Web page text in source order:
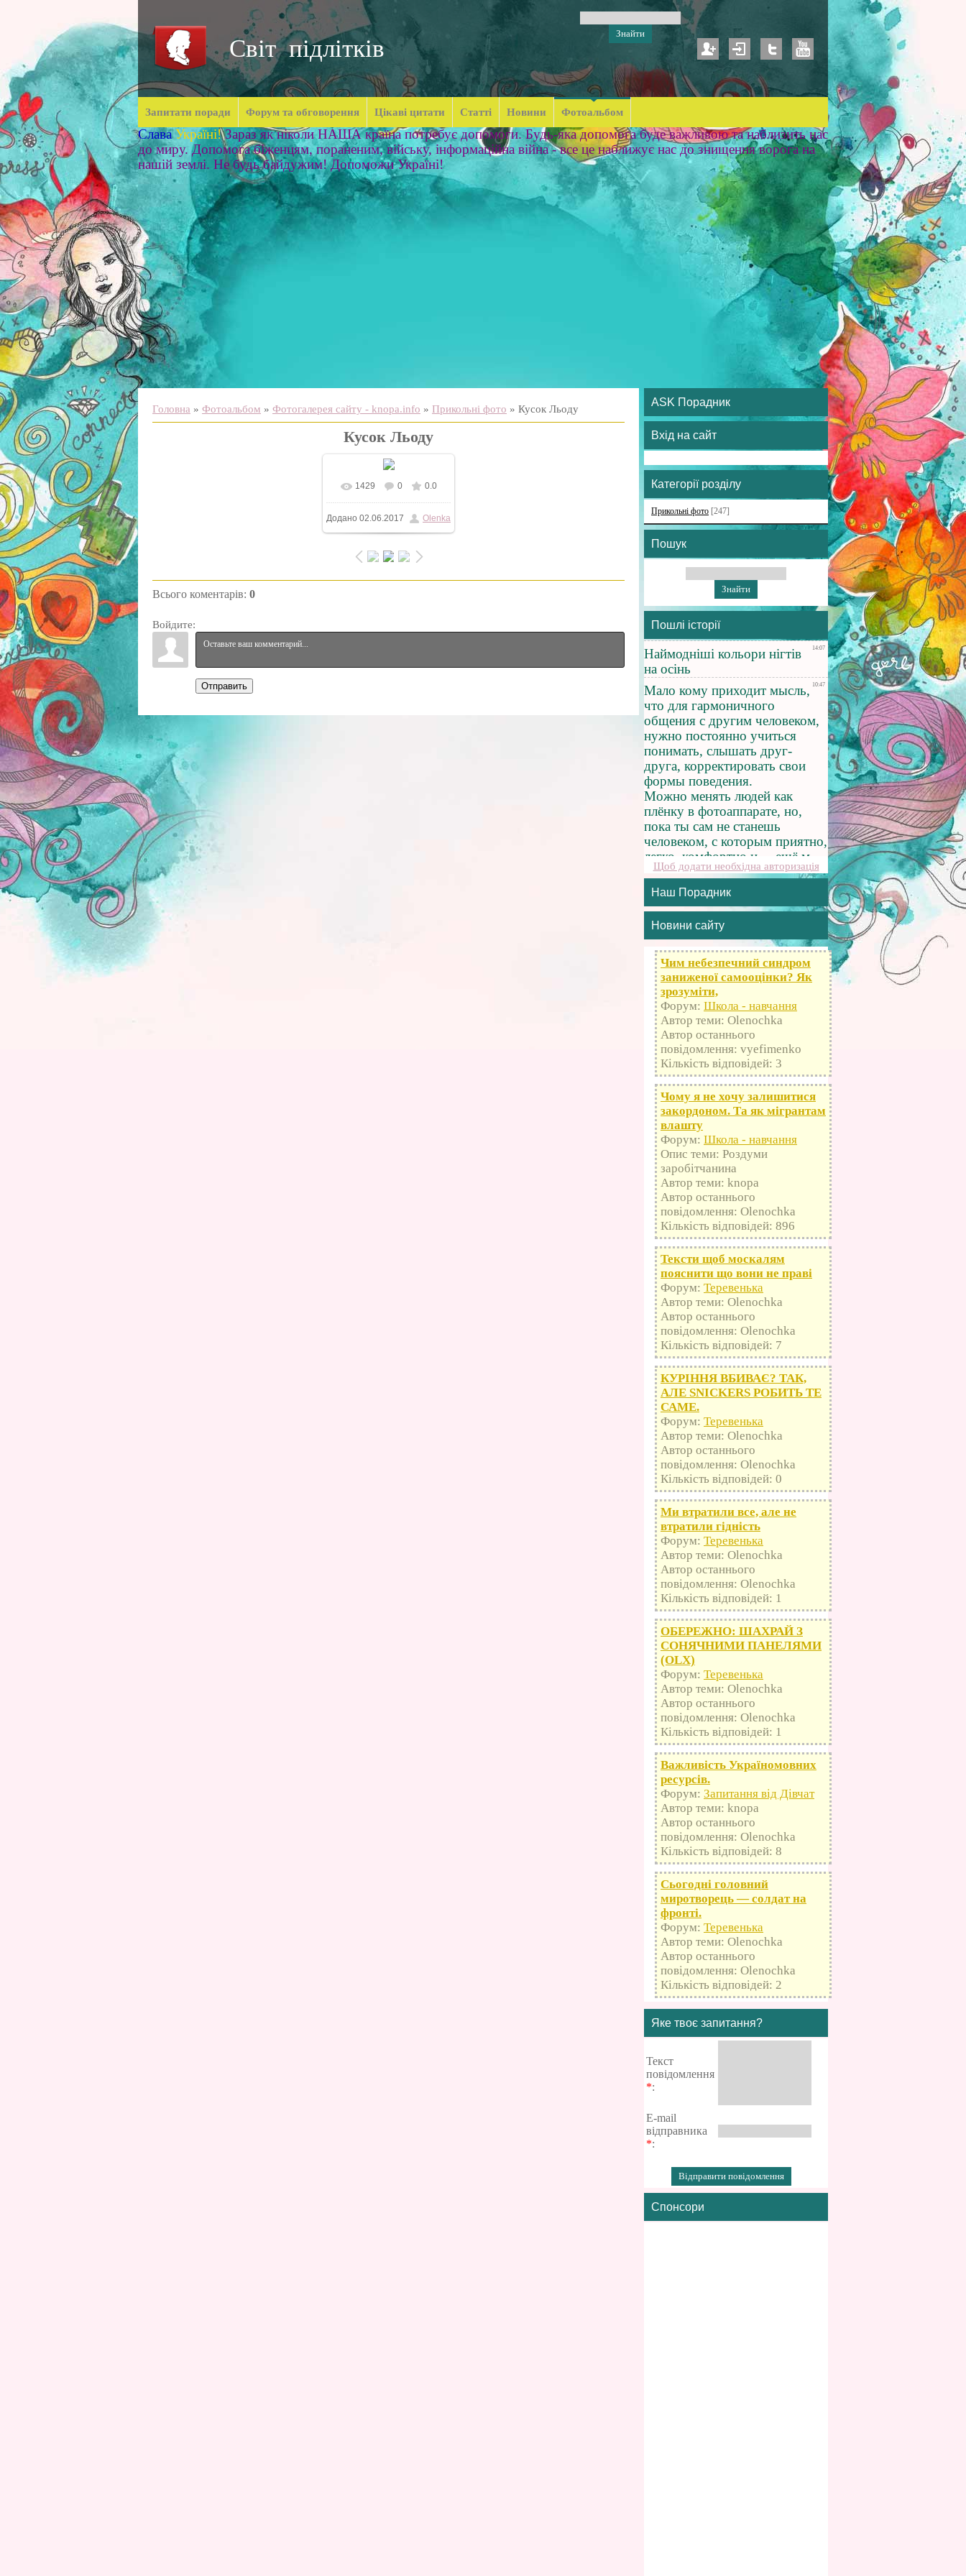
Світ підлітків
Запитати поради Форум та обговорення Цікаві цитати Статті Новини Фотоальбом
Слава Україні! Зараз як ніколи НАША країна потребує допомоги. Будь-яка допомога буде важливою та наблизить нас
до миру. Допомога біженцям, пораненим, війську, інформаційна війна - все це наближує нас до знищення ворога на
нашій землі. Не будь байдужим! Допоможи Україні!
Головна » Фотоальбом » Фотогалерея сайту - knopa.info » Прикольні фото » Кусок Льоду
Кусок Льоду
У реальному розмірі
960x960/ 148.1Kb
1429 0 0.0
Додано 02.06.2017 Olenka
Всього коментарів: 0
Войдите:
Отправить
ASK Порадник
Вхід на сайт
Категорії розділу
Прикольні фото [247]
Пошук
Пошлі історії
Щоб додати необхідна авторизація
Наш Порадник
Новини сайту
Чим небезпечний синдром
заниженої самооцінки? Як
зрозуміти,
Форум: Школа - навчання
Автор теми: Olenochka
Автор останнього
повідомлення: vyefimenko
Кількість відповідей: 3
Чому я не хочу залишитися
закордоном. Та як мігрантам
влашту
Форум: Школа - навчання
Опис теми: Роздуми
заробітчанина
Автор теми: knopa
Автор останнього
повідомлення: Olenochka
Кількість відповідей: 896
Тексти щоб москалям
пояснити що вони не праві
Форум: Теревенька
Автор теми: Olenochka
Автор останнього
повідомлення: Olenochka
Кількість відповідей: 7
КУРІННЯ ВБИВАЄ? ТАК,
АЛЕ SNICKERS РОБИТЬ ТЕ
САМЕ.
Форум: Теревенька
Автор теми: Olenochka
Автор останнього
повідомлення: Olenochka
Кількість відповідей: 0
Ми втратили все, але не
втратили гідність
Форум: Теревенька
Автор теми: Olenochka
Автор останнього
повідомлення: Olenochka
Кількість відповідей: 1
ОБЕРЕЖНО: ШАХРАЙ З
СОНЯЧНИМИ ПАНЕЛЯМИ
(OLX)
Форум: Теревенька
Автор теми: Olenochka
Автор останнього
повідомлення: Olenochka
Кількість відповідей: 1
Важливість Україномовних
ресурсів.
Форум: Запитання від Дівчат
Автор теми: knopa
Автор останнього
повідомлення: Olenochka
Кількість відповідей: 8
Сьогодні головний
миротворець — солдат на
фронті.
Форум: Теревенька
Автор теми: Olenochka
Автор останнього
повідомлення: Olenochka
Кількість відповідей: 2
Яке твоє запитання?
Текст
повідомлення
*:
E-mail
відправника
*:
Спонсори